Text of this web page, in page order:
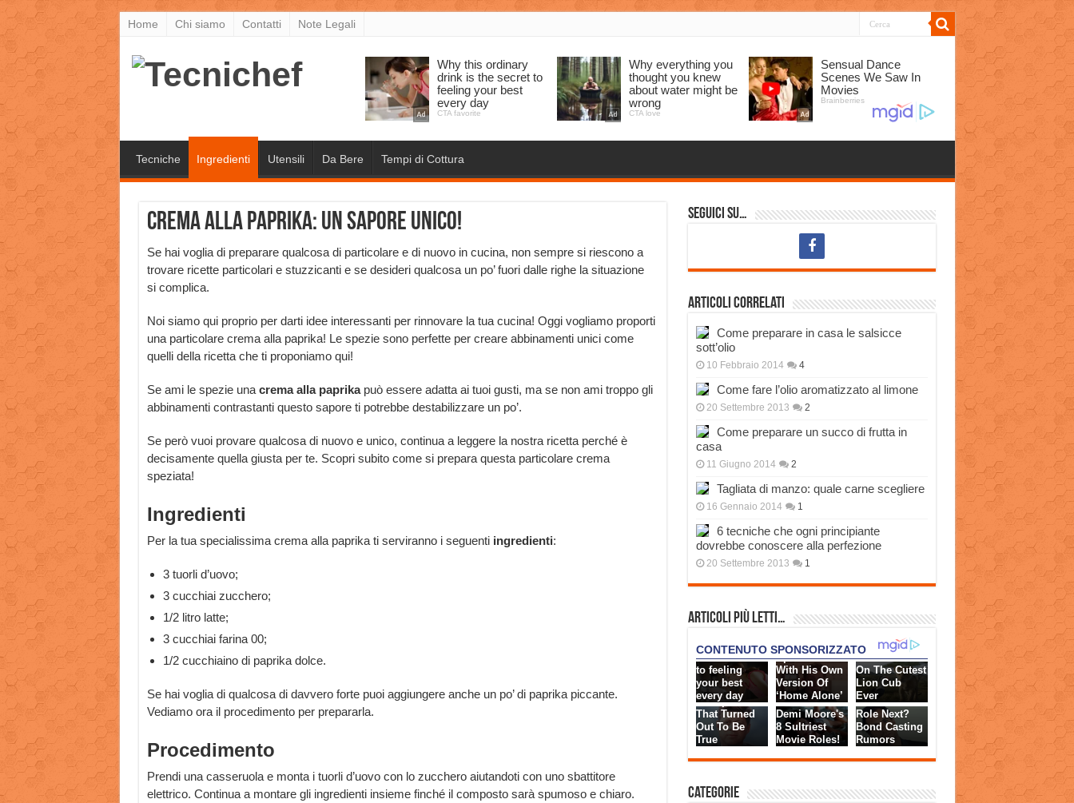
Home Chi siamo Contatti Note Legali
Tecniche Ingredienti Utensili Da Bere Tempi di Cottura
Crema alla paprika: un sapore unico!
Se hai voglia di preparare qualcosa di particolare e di nuovo in cucina, non sempre si riescono a
trovare ricette particolari e stuzzicanti e se desideri qualcosa un po’ fuori dalle righe la situazione
si complica.
Noi siamo qui proprio per darti idee interessanti per rinnovare la tua cucina! Oggi vogliamo proporti
una particolare crema alla paprika! Le spezie sono perfette per creare abbinamenti unici come
quelli della ricetta che ti proponiamo qui!
Se ami le spezie una crema alla paprikapuò essere adatta ai tuoi gusti, ma se non ami troppo gli
abbinamenti contrastanti questo sapore ti potrebbe destabilizzare un po’.
Se però vuoi provare qualcosa di nuovo e unico, continua a leggere la nostra ricetta perché è
decisamente quella giusta per te. Scopri subito come si prepara questa particolare crema
speziata!
Ingredienti
Per la tua specialissima crema alla paprika ti serviranno i seguenti ingredienti:
3 tuorli d’uovo;
3 cucchiai zucchero;
1/2 litro latte;
3 cucchiai farina 00;
1/2 cucchiaino di paprika dolce.
Se hai voglia di qualcosa di davvero forte puoi aggiungere anche un po’ di paprika piccante.
Vediamo ora il procedimento per prepararla.
Procedimento
Prendi una casseruola e monta i tuorli d’uovo con lo zucchero aiutandoti con uno sbattitore
elettrico. Continua a montare gli ingredienti insieme finché il composto sarà spumoso e chiaro.
Seguici su…
Articoli correlati
Come preparare in casa le salsicce
sott’olio
10 Febbraio 2014 4
Come fare l’olio aromatizzato al limone
20 Settembre 2013 2
Come preparare un succo di frutta in
casa
11 Giugno 2014 2
Tagliata di manzo: quale carne scegliere
16 Gennaio 2014 1
6 tecniche che ogni principiante
dovrebbe conoscere alla perfezione
20 Settembre 2013 1
Articoli più Letti…
Categorie